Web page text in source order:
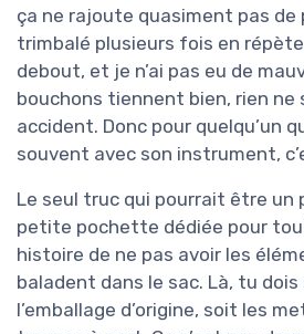
ça ne rajoute quasiment pas de
trimbalé plusieurs fois en
debout, et je n’ai pas eu de
bouchons tiennent bien, rien ne
accident. Donc pour quelqu’un
souvent avec son instrument,
Le seul truc qui pourrait être un
petite pochette dédiée pour
histoire de ne pas avoir les
baladent dans le sac. Là, tu
l’emballage d’origine, soit les